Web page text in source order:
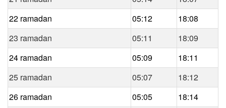
22 ramadan
05:12
18:08
23 ramadan
05:11
18:09
24 ramadan
05:09
18:11
25 ramadan
05:07
18:12
26 ramadan
05:05
18:14